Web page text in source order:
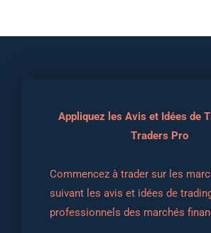
Appliquez les Avis et Idées de
Traders Pro
Commencez à trader sur les
suivant les avis et idées de
professionnels des marchés